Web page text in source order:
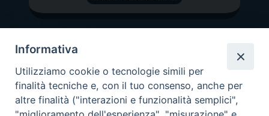
Informativa
Utilizziamo cookie o tecnologie simili per
finalità tecniche e, con il tuo consenso, anche per
altre finalità ("interazioni e funzionalità semplici",